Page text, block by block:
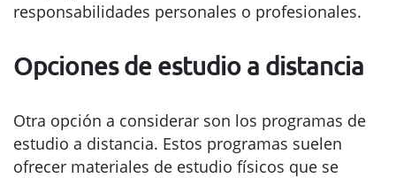
responsabilidades personales o profesionales.
Opciones de estudio a distancia
Otra opción a considerar son los programas de
estudio a distancia. Estos programas suelen
ofrecer materiales de estudio físicos que se